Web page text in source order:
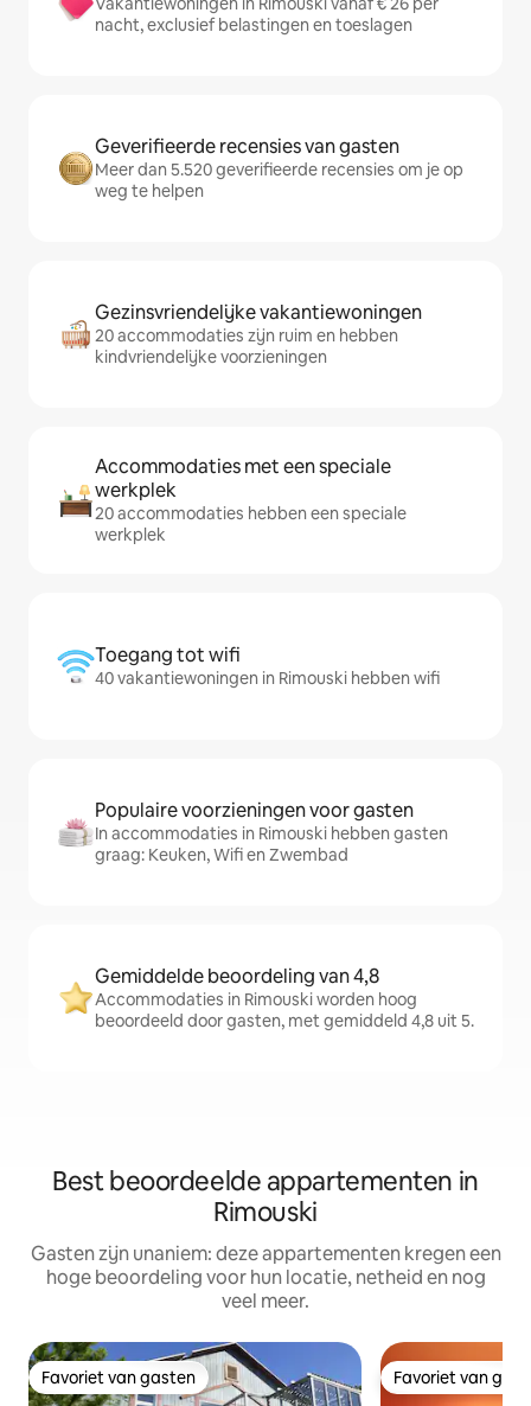
nacht, exclusief belastingen en toeslagen
Geverifieerde recensies van gasten
Meer dan 5.520 geverifieerde recensies om je op
weg te helpen
Gezinsvriendelijke vakantiewoningen
20 accommodaties zijn ruim en hebben
kindvriendelijke voorzieningen
Accommodaties met een speciale
werkplek
20 accommodaties hebben een speciale
werkplek
Toegang tot wifi
40 vakantiewoningen in Rimouski hebben wifi
Populaire voorzieningen voor gasten
In accommodaties in Rimouski hebben gasten
graag: Keuken, Wifi en Zwembad
Gemiddelde beoordeling van 4,8
Accommodaties in Rimouski worden hoog
beoordeeld door gasten, met gemiddeld 4,8 uit 5.
Best beoordeelde appartementen in
Rimouski
Gasten zijn unaniem: deze appartementen kregen een
hoge beoordeling voor hun locatie, netheid en nog
veel meer.
Favoriet van gasten
Favoriet van gasten Favoriet van
Favoriet van